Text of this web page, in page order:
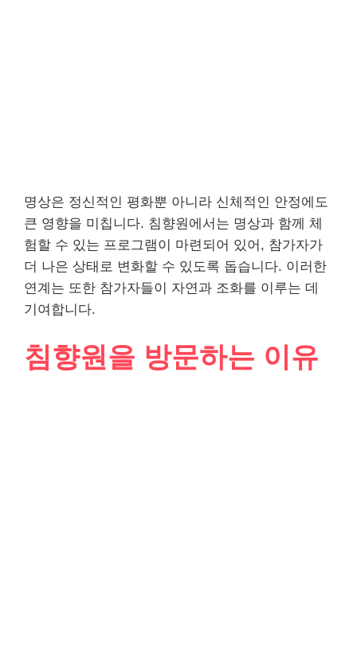
명상은 정신적인 평화뿐 아니라 신체적인 안정에도
큰 영향을 미칩니다. 침향원에서는 명상과 함께 체
험할 수 있는 프로그램이 마련되어 있어, 참가자가
더 나은 상태로 변화할 수 있도록 돕습니다. 이러한
연계는 또한 참가자들이 자연과 조화를 이루는 데
기여합니다.
침향원을 방문하는 이유